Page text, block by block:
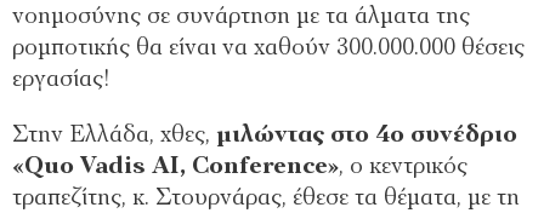
νοημοσύνης σε συνάρτηση με τα άλματα της
ρομποτικής θα είναι να χαθούν 300.000.000 θέσεις
εργασίας!
Στην Ελλάδα, χθες, μιλώντας στο 4ο συνέδριο
«Quo Vadis AI, Conference», ο κεντρικός
τραπεζίτης, κ. Στουρνάρας, έθεσε τα θέματα, με τη